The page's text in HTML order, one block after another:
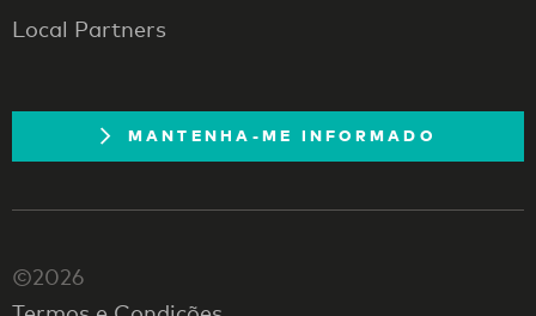
Local Partners
MANTENHA-ME INFORMADO
©2026